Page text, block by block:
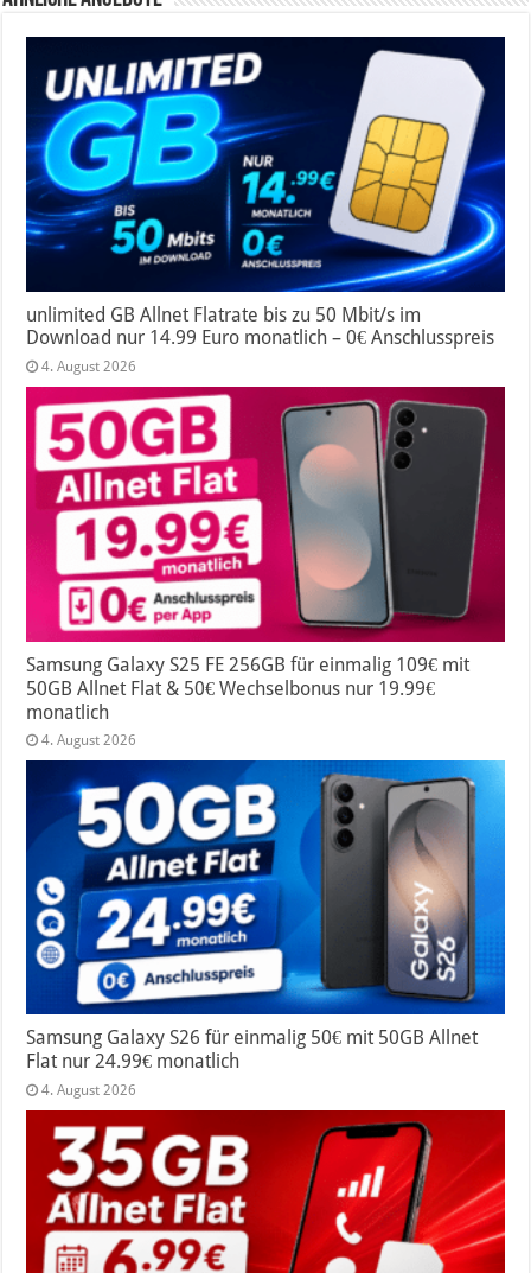
unlimited GB Allnet Flatrate bis zu 50 Mbit/s im
Download nur 14.99 Euro monatlich – 0€ Anschlusspreis
4. August 2026
Samsung Galaxy S25 FE 256GB für einmalig 109€ mit
50GB Allnet Flat & 50€ Wechselbonus nur 19.99€
monatlich
4. August 2026
Samsung Galaxy S26 für einmalig 50€ mit 50GB Allnet
Flat nur 24.99€ monatlich
4. August 2026